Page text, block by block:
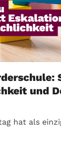
und
hat als